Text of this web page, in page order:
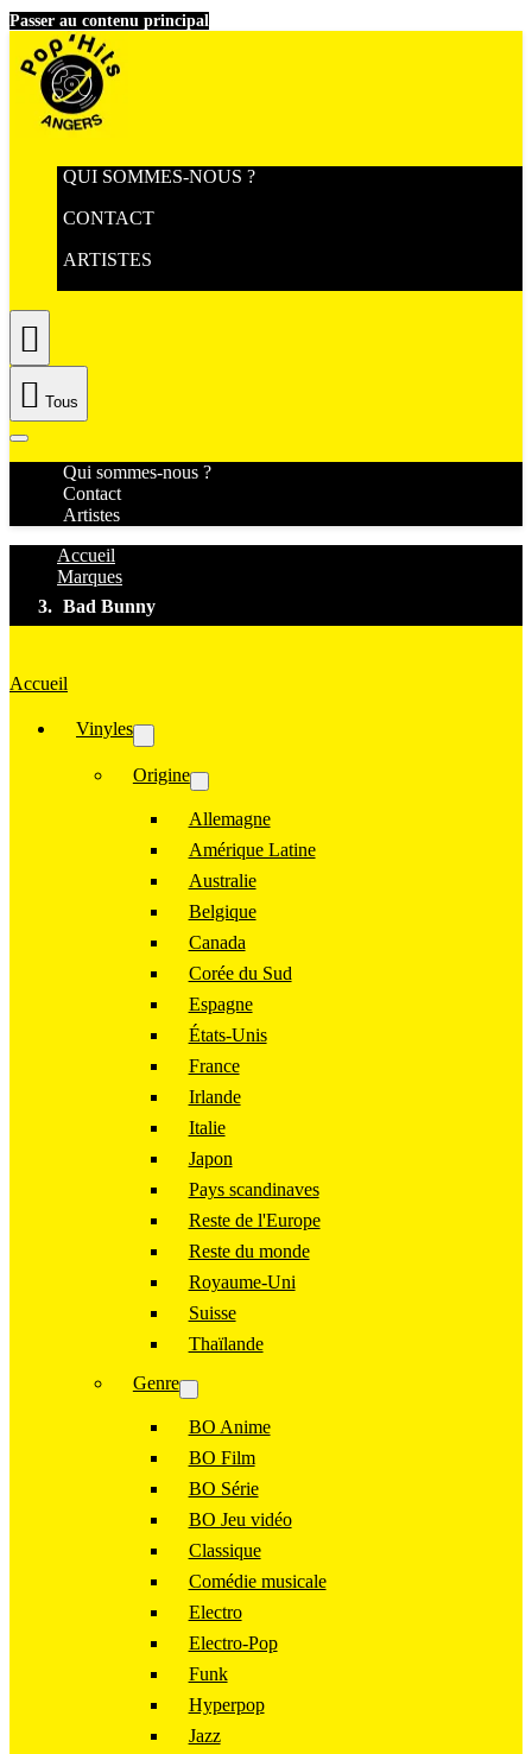
Passer au contenu principal
QUI SOMMES-NOUS ?
CONTACT
ARTISTES

 Tous
Qui sommes-nous ?
Contact
Artistes
Accueil
Marques
Bad Bunny
Accueil
Vinyles
Origine
Allemagne
Amérique Latine
Australie
Belgique
Canada
Corée du Sud
Espagne
États-Unis
France
Irlande
Italie
Japon
Pays scandinaves
Reste de l'Europe
Reste du monde
Royaume-Uni
Suisse
Thaïlande
Genre
BO Anime
BO Film
BO Série
BO Jeu vidéo
Classique
Comédie musicale
Electro
Electro-Pop
Funk
Hyperpop
Jazz